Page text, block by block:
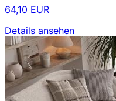
64,10 EUR
Details ansehen